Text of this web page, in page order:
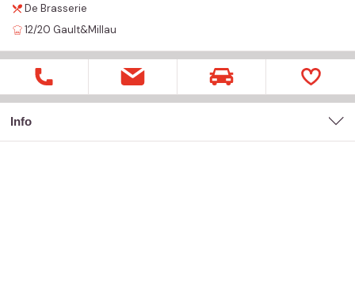
De Brasserie
12/20 Gault&Millau
Info